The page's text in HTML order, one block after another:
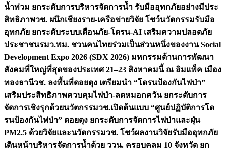
น้ำท่วม ยกระดับการบริหารจัดการน้ำ รับมืออุทกภัยอย่างมีประ
สิทธิภาพวช. ผนึกเชียงราย-เครือข่ายวิจัย โชว์นวัตกรรมรับมือ
อุทกภัย ยกระดับระบบเตือนภัย-โดรน-AI เสริมความปลอดภัย
ประชาชนรมว.พม. ชวนคนไทยร่วมเป็นส่วนหนึ่งของงาน Social
Development Expo 2026 (SDX 2026) มหกรรมด้านการพัฒนา
สังคมที่ใหญ่ที่สุดของประเทศ 21–23 สิงหาคมนี้ ณ อิมแพ็ค เมือง
ทองธานีวช. ลงพื้นที่ดอยตุง เตรียมนำ “โดรนป้องกันไฟป่า”
เสริมประสิทธิภาพควบคุมไฟป่า-ลดหมอกควัน ยกระดับการ
จัดการเชิงรุกด้วยนวัตกรรมวช.เปิดต้นแบบ “ศูนย์ปฏิบัติการโด
รนป้องกันไฟป่า” ดอยตุง ยกระดับการจัดการไฟป่าและฝุ่น
PM2.5 ด้วยวิจัยและนวัตกรรมวช. โชว์ผลงานวิจัยรับมืออุทกภัย
เดินหน้าบริหารจัดการน้ำด้วย ววน. ครอบคลุม 10 จังหวัด ยก